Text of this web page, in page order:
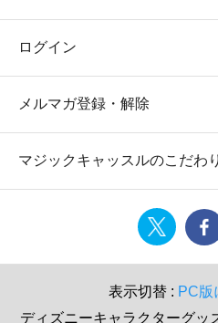
ログイン
メルマガ登録・解除
マジックキャッスルのこだわり
表示切替 : PC版
ディズニーキャラクターグッ